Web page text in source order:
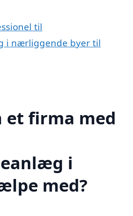
til
i nærliggende byer til
et firma med
i
med?